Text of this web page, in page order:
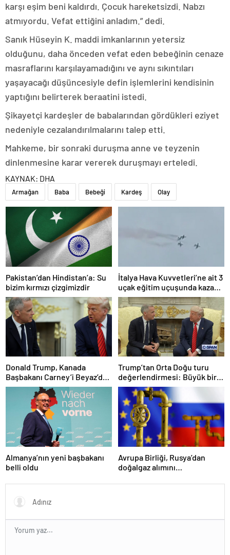
karşı eşim beni kaldırdı. Çocuk hareketsizdi. Nabzı
atmıyordu. Vefat ettiğini anladım.” dedi.
Sanık Hüseyin K. maddi imkanlarının yetersiz
olduğunu, daha önceden vefat eden bebeğinin cenaze
masraflarını karşılayamadığını ve aynı sıkıntıları
yaşayacağı düşüncesiyle defin işlemlerini kendisinin
yaptığını belirterek beraatini istedi.
Şikayetçi kardeşler de babalarından gördükleri eziyet
nedeniyle cezalandırılmalarını talep etti.
Mahkeme, bir sonraki duruşma anne ve teyzenin
dinlenmesine karar vererek duruşmayı erteledi.
KAYNAK: DHA
Armağan Baba Bebeği Kardeş Olay
Pakistan’dan Hindistan’a: Su
bizim kırmızı çizgimizdir
İtalya Hava Kuvvetleri’ne ait 3
uçak eğitim uçuşunda kaza
yaptı
Donald Trump, Kanada
Başbakanı Carney’i Beyaz’da
ağırladı
Trump’tan Orta Doğu turu
değerlendirmesi: Büyük bir
duyuru yapacağız
Almanya’nın yeni başbakanı
belli oldu
Avrupa Birliği, Rusya’dan
doğalgaz alımını